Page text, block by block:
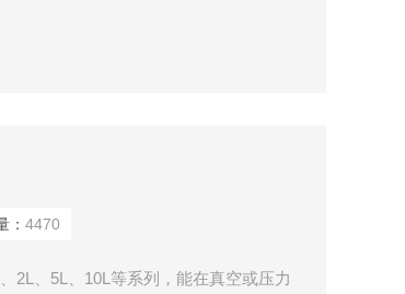
：4470
2L、5L、10L等系列，能在真空或压力